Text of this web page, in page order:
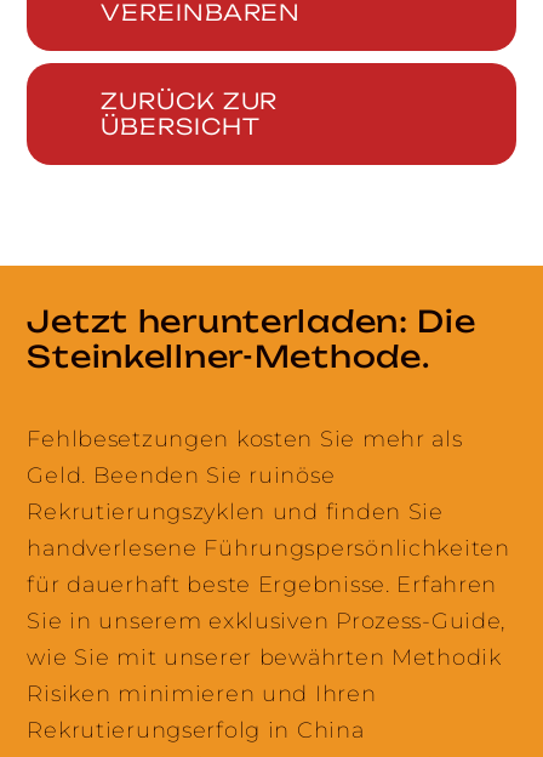
VEREINBAREN
ZURÜCK ZUR
ÜBERSICHT
Jetzt herunterladen: Die
Steinkellner-Methode.
Fehlbesetzungen kosten Sie mehr als
Geld. Beenden Sie ruinöse
Rekrutierungszyklen und finden Sie
handverlesene Führungspersönlichkeiten
für dauerhaft beste Ergebnisse. Erfahren
Sie in unserem exklusiven Prozess-Guide,
wie Sie mit unserer bewährten Methodik
Risiken minimieren und Ihren
Rekrutierungserfolg in China